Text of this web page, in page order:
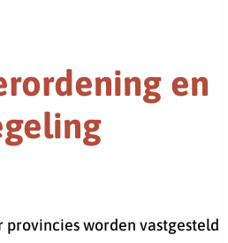
en
worden vastgesteld